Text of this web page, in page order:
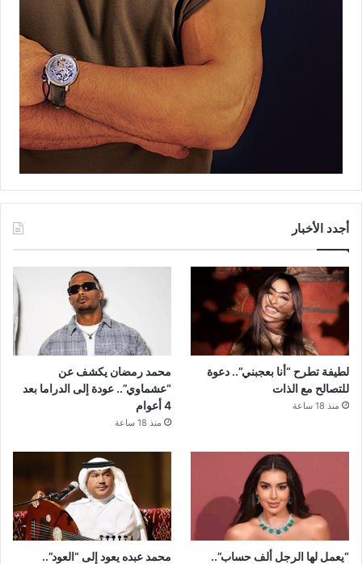
أجدد الأخبار
لطيفة تطرح “أنا بعجبني”.. دعوة
للتصالح مع الذات
منذ 18 ساعة
محمد رمضان يكشف عن
“عشماوي”.. عودة إلى الدراما بعد
4 أعوام
منذ 18 ساعة
“يعمل لها الرجل ألف حساب”.. محمد عبده يعود إلى “العود”..